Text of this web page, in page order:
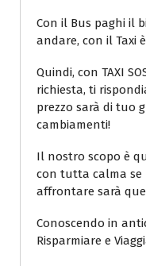
Con il Bus paghi il
andare, con il Taxi
Quindi, con TAXI
richiesta, ti
prezzo sarà di tuo
cambiamenti!
Il nostro scopo è
con tutta calma se
affrontare sarà
Conoscendo in
Risparmiare e